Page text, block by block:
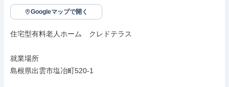
Googleマップで開く
住宅型有料老人ホーム　クレドテラス
就業場所
島根県出雲市塩冶町520-1